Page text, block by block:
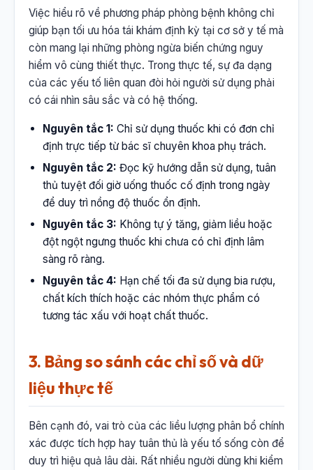
Việc hiểu rõ về phương pháp phòng bệnh không chỉ
giúp bạn tối ưu hóa tái khám định kỳ tại cơ sở y tế mà
còn mang lại những phòng ngừa biến chứng nguy
hiểm vô cùng thiết thực. Trong thực tế, sự đa dạng
của các yếu tố liên quan đòi hỏi người sử dụng phải
có cái nhìn sâu sắc và có hệ thống.
Nguyên tắc 1: Chỉ sử dụng thuốc khi có đơn chỉ
định trực tiếp từ bác sĩ chuyên khoa phụ trách.
Nguyên tắc 2: Đọc kỹ hướng dẫn sử dụng, tuân
thủ tuyệt đối giờ uống thuốc cố định trong ngày
để duy trì nồng độ thuốc ổn định.
Nguyên tắc 3: Không tự ý tăng, giảm liều hoặc
đột ngột ngưng thuốc khi chưa có chỉ định lâm
sàng rõ ràng.
Nguyên tắc 4: Hạn chế tối đa sử dụng bia rượu,
chất kích thích hoặc các nhóm thực phẩm có
tương tác xấu với hoạt chất thuốc.
3. Bảng so sánh các chỉ số và dữ
liệu thực tế
Bên cạnh đó, vai trò của các liều lượng phân bổ chính
xác được tích hợp hay tuân thủ là yếu tố sống còn để
duy trì hiệu quả lâu dài. Rất nhiều người dùng khi kiểm